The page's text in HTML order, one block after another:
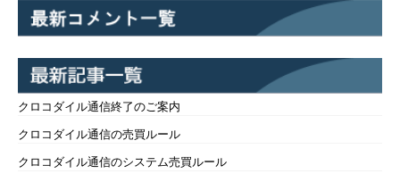
クロコダイル通信終了のご案内
クロコダイル通信の売買ルール
クロコダイル通信のシステム売買ルール